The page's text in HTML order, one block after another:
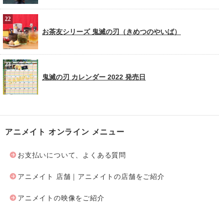
お茶友シリーズ 鬼滅の刃（きめつのやいば）
鬼滅の刃 カレンダー 2022 発売日
アニメイト オンライン メニュー
お支払いについて、よくある質問
アニメイト 店舗｜アニメイトの店舗をご紹介
アニメイトの映像をご紹介